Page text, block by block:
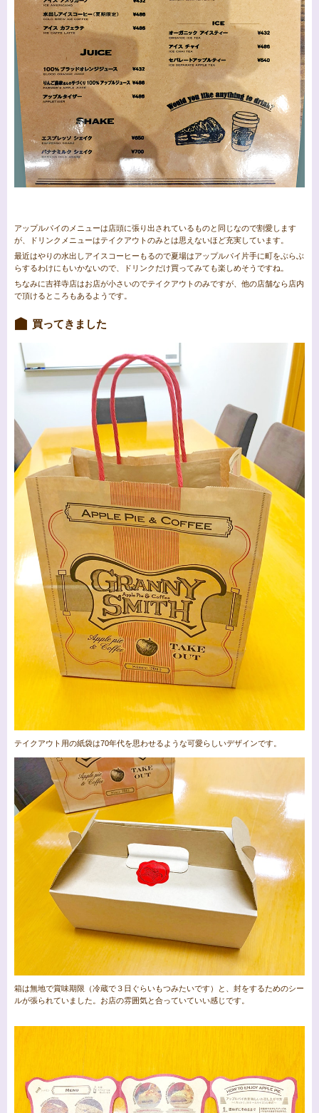
アップルパイのメニューは店頭に張り出されているものと同じなので割愛します
が、ドリンクメニューはテイクアウトのみとは思えないほど充実しています。
最近はやりの水出しアイスコーヒーもるので夏場はアップルパイ片手に町をぶらぶ
らするわけにもいかないので、ドリンクだけ買ってみても楽しめそうですね。
ちなみに吉祥寺店はお店が小さいのでテイクアウトのみですが、他の店舗なら店内
で頂けるところもあるようです。
買ってきました
テイクアウト用の紙袋は70年代を思わせるような可愛らしいデザインです。
箱は無地で賞味期限（冷蔵で３日ぐらいもつみたいです）と、封をするためのシー
ルが張られていました。お店の雰囲気と合っていていい感じです。